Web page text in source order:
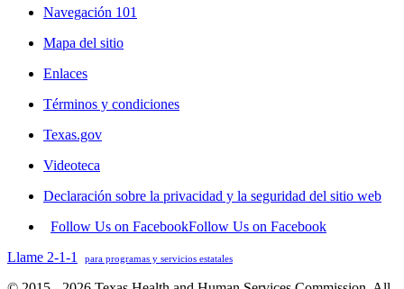
Navegación 101
Mapa del sitio
Enlaces
Términos y condiciones
Texas.gov
Videoteca
Declaración sobre la privacidad y la seguridad del sitio web
Follow Us on FacebookFollow Us on Facebook
Llame 2-1-1
para programas y servicios estatales